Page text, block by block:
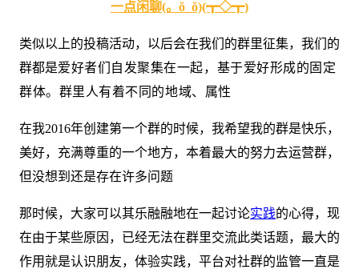
一点闲聊(。ŏ_ŏ)(┳◇┳)
类似以上的投稿活动，以后会在我们的群里征集，我们的
群都是爱好者们自发聚集在一起，基于爱好形成的固定
群体。群里人有着不同的地域、属性
在我2016年创建第一个群的时候，我希望我的群是快乐，
美好，充满尊重的一个地方，本着最大的努力去运营群，
但没想到还是存在许多问题
那时候，大家可以其乐融融地在一起讨论实践的心得，现
在由于某些原因，已经无法在群里交流此类话题，最大的
作用就是认识朋友，体验实践，平台对社群的监管一直是